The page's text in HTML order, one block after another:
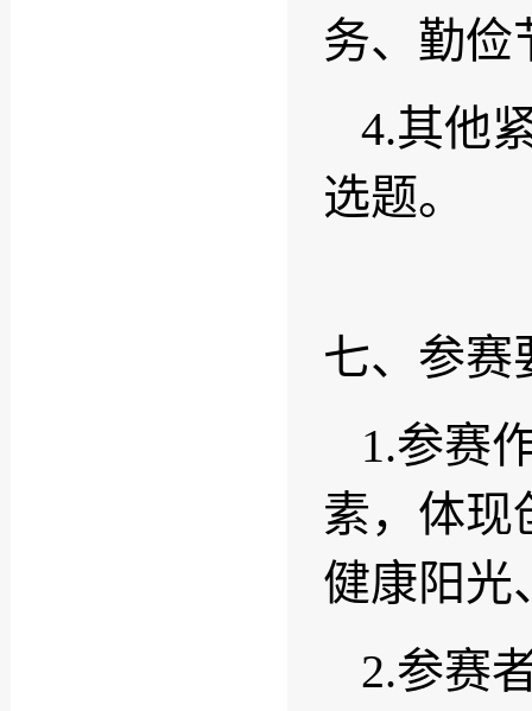
务、勤俭
4.其他
选题。
七、参赛
1.参赛
素，体现
健康阳光
2.参赛